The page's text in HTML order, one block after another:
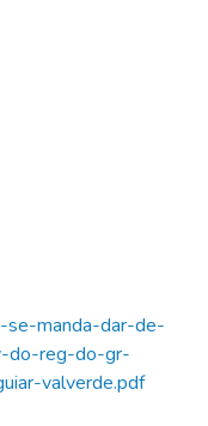
manda-dar-de-
do-reg-do-gr-
valverde.pdf